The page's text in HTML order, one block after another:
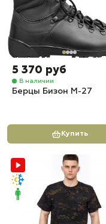
5 370 руб
В наличии
Берцы Бизон М-27
Купить